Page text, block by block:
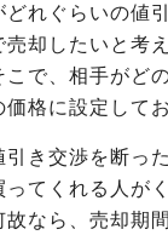
どれぐらいの値
売却したいと考
こで、相手がど
価格に設定して
引き交渉を断っ
ってくれる人が
故なら、売却期